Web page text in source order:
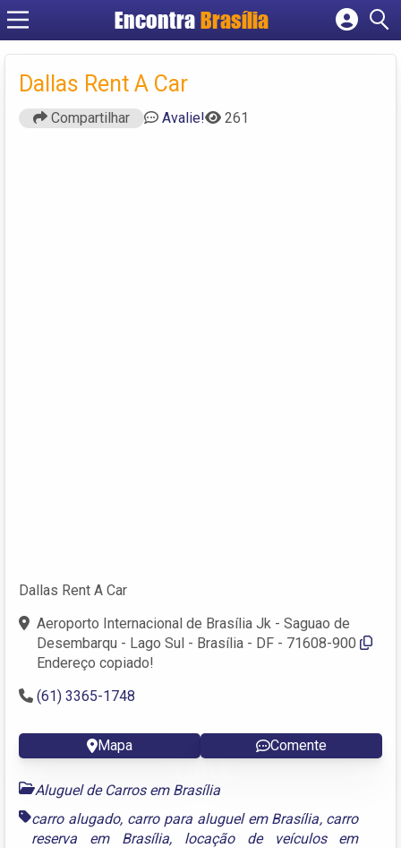
EncontraBrasília
Cadastrar empresa
Criar conta
Dallas Rent A Car
Compartilhar Avalie! 261
Dallas Rent A Car
Aeroporto Internacional de Brasília Jk - Saguao de
Desembarqu - Lago Sul - Brasília - DF - 71608-900
Endereço copiado!
(61) 3365-1748
Mapa Comente
Aluguel de Carros em Brasília
carro alugado, carro para aluguel em Brasília, carro
reserva em Brasília, locação de veículos em